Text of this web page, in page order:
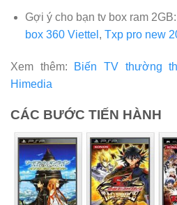
Gợi ý cho bạn tv box ram 2GB:
box 360 Viettel , Txp pro new
Xem thêm: Biến TV thường
Himedia
CÁC BƯỚC TIẾN HÀNH